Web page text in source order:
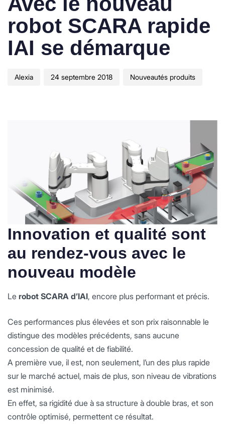
robot SCARA rapide
IAI se démarque
Alexia 24 septembre 2018 Nouveautés produits
Innovation et qualité sont
au rendez-vous avec le
nouveau modèle
Le robot SCARA d’IAI, encore plus performant et précis.
Ces performances plus élevées et son prix raisonnable le
distingue des modèles précédents, sans aucune
concession de qualité et de fiabilité.
A première vue, il est, non seulement, l’un des plus rapide
sur le marché actuel, mais de plus, son niveau de vibrations
est minimisé.
En effet, sa rigidité due à sa structure à double bras, et son
contrôle optimisé, permettent ce résultat.